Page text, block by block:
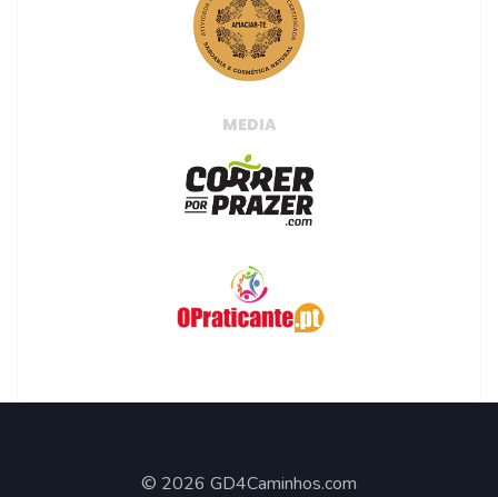
MEDIA
© 2026 GD4Caminhos.com